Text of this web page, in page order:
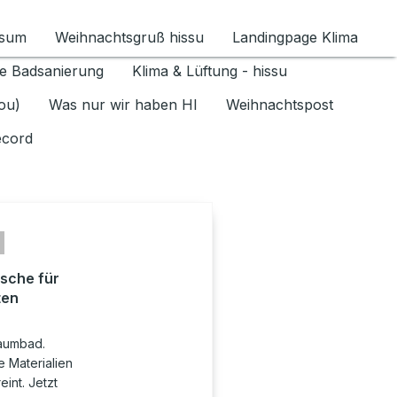
Datenschutz 1.6.2026 umschalten
Weihnachtsgruß hissu
Landingpage Klima
Badsanierung
Klima & Lüftung - hissu
Was nur wir haben HI
Weihnachtspost
für
Materialien
Jetzt